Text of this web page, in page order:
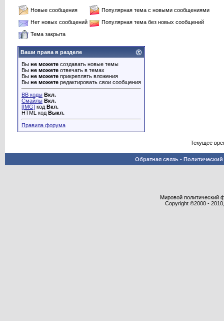
Новые сообщения
Популярная тема с новыми сообщениями
Нет новых сообщений
Популярная тема без новых сообщений
Тема закрыта
Ваши права в разделе
Вы не можете создавать новые темы
Вы не можете отвечать в темах
Вы не можете прикреплять вложения
Вы не можете редактировать свои сообщения
BB коды Вкл.
Смайлы Вкл.
[IMG] код Вкл.
HTML код Выкл.
Правила форума
Текущее
Обратная связь -
Мировой политический
Copyright ©2000 -